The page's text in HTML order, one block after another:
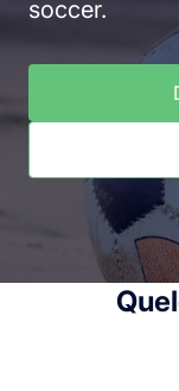
soccer.